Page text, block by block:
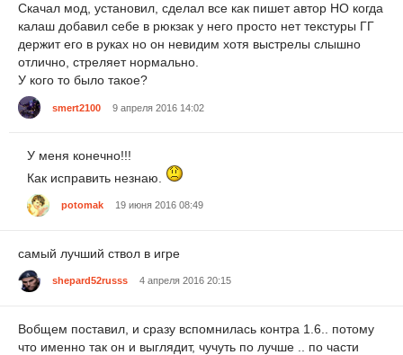
Скачал мод, установил, сделал все как пишет автор НО когда
калаш добавил себе в рюкзак у него просто нет текстуры ГГ
держит его в руках но он невидим хотя выстрелы слышно
отлично, стреляет нормально.
У кого то было такое?
smert2100 9 апреля 2016 14:02
У меня конечно!!!
Как исправить незнаю.
potomak 19 июня 2016 08:49
самый лучший ствол в игре
shepard52russs 4 апреля 2016 20:15
Вобщем поставил, и сразу вспомнилась контра 1.6.. потому
что именно так он и выглядит, чучуть по лучше .. по части